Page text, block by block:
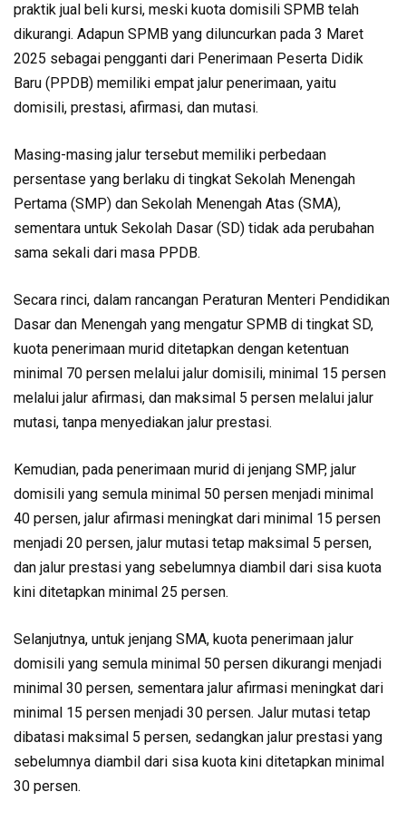
praktik jual beli kursi, meski kuota domisili SPMB telah
dikurangi. Adapun SPMB yang diluncurkan pada 3 Maret
2025 sebagai pengganti dari Penerimaan Peserta Didik
Baru (PPDB) memiliki empat jalur penerimaan, yaitu
domisili, prestasi, afirmasi, dan mutasi.
Masing-masing jalur tersebut memiliki perbedaan
persentase yang berlaku di tingkat Sekolah Menengah
Pertama (SMP) dan Sekolah Menengah Atas (SMA),
sementara untuk Sekolah Dasar (SD) tidak ada perubahan
sama sekali dari masa PPDB.
Secara rinci, dalam rancangan Peraturan Menteri Pendidikan
Dasar dan Menengah yang mengatur SPMB di tingkat SD,
kuota penerimaan murid ditetapkan dengan ketentuan
minimal 70 persen melalui jalur domisili, minimal 15 persen
melalui jalur afirmasi, dan maksimal 5 persen melalui jalur
mutasi, tanpa menyediakan jalur prestasi.
Kemudian, pada penerimaan murid di jenjang SMP, jalur
domisili yang semula minimal 50 persen menjadi minimal
40 persen, jalur afirmasi meningkat dari minimal 15 persen
menjadi 20 persen, jalur mutasi tetap maksimal 5 persen,
dan jalur prestasi yang sebelumnya diambil dari sisa kuota
kini ditetapkan minimal 25 persen.
Selanjutnya, untuk jenjang SMA, kuota penerimaan jalur
domisili yang semula minimal 50 persen dikurangi menjadi
minimal 30 persen, sementara jalur afirmasi meningkat dari
minimal 15 persen menjadi 30 persen. Jalur mutasi tetap
dibatasi maksimal 5 persen, sedangkan jalur prestasi yang
sebelumnya diambil dari sisa kuota kini ditetapkan minimal
30 persen.